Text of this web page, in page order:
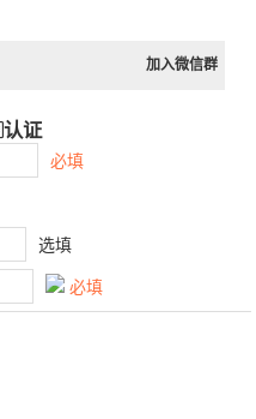
加入微信群
认证
必填
选填
必填